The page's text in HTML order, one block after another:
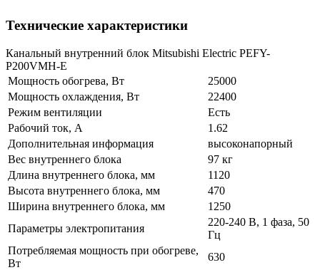
Технические характеристики
Канальный внутренний блок Mitsubishi Electric PEFY-
P200VMH-E
Мощность обогрева, Вт
25000
Мощность охлаждения, Вт
22400
Режим вентиляции
Есть
Рабочий ток, A
1.62
Дополнительная информация
высоконапорный
Вес внутреннего блока
97 кг
Длина внутреннего блока, мм
1120
Высота внутреннего блока, мм
470
Ширина внутреннего блока, мм
1250
Параметры электропитания
220-240 В, 1 фаза, 50
Гц
Потребляемая мощность при обогреве,
Вт
630